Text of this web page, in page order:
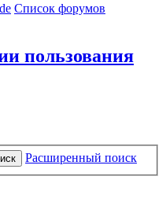
Список форумов
пользования
Расширенный поиск